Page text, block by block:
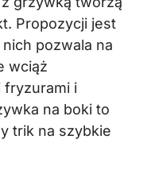
Propozycji jest
pozwala na
wciąż
fryzurami i
na boki to
trik na szybkie